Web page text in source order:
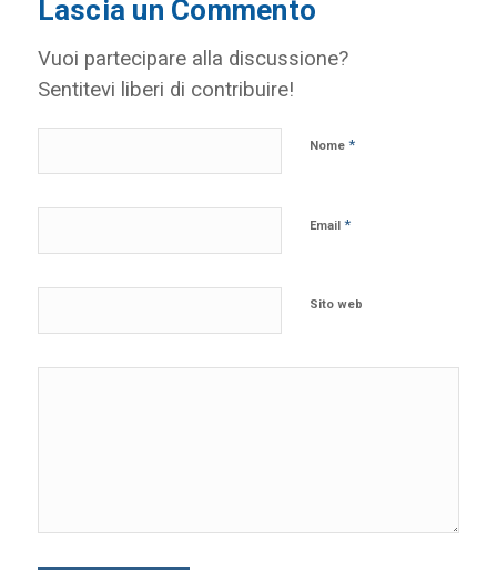
Lascia un Commento
Vuoi partecipare alla discussione?
Sentitevi liberi di contribuire!
Nome *
Email *
Sito web